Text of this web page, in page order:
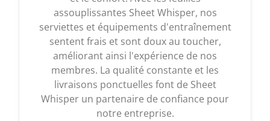
assouplissantes Sheet Whisper, nos
serviettes et équipements d'entraînement
sentent frais et sont doux au toucher,
améliorant ainsi l'expérience de nos
membres. La qualité constante et les
livraisons ponctuelles font de Sheet
Whisper un partenaire de confiance pour
notre entreprise.